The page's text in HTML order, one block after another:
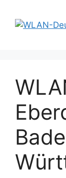
Inhalt
springen